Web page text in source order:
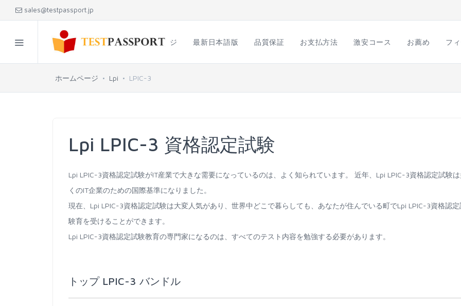
sales@testpassport.jp
ホームページ 最新日本語版 品質保証 お支払方法 激安コース お薦め フ
ホームページ Lpi LPIC-3
Lpi LPIC-3 資格認定試験
Lpi LPIC-3資格認定試験がIT産業で大きな需要になっているのは、よく知られています。 近年、Lpi LPIC-3資格認定試験は
くのIT企業のための国際基準になりました。
現在、Lpi LPIC-3資格認定試験は大変人気があり、世界中どこで暮らしても、あなたが住んでいる町でLpi LPIC-3資格認定
験育を受けることができます。
Lpi LPIC-3資格認定試験教育の専門家になるのは、すべてのテスト内容を勉強する必要があります。
トップ LPIC-3 バンドル